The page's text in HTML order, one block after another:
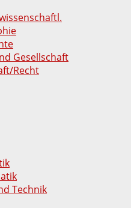
Gesellschaft
Recht
Technik